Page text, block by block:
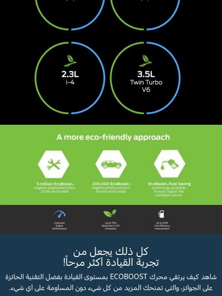
كل ذلك يجعل من
تجربة القيادة أكثر مرحاً!
شاهد كيف يرتقي محرك ECOBOOST بمستوى القيادة بفضل التقنية الحائزة
على الجوائز، والتي تمنحك المزيد من كل شيء دون المساومة على أي شيء.